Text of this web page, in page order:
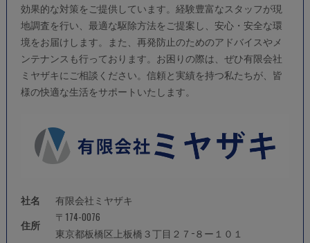
効果的な対策をご提供しています。経験豊富なスタッフが現
地調査を行い、最適な駆除方法をご提案し、安心・安全な環
境をお届けします。また、再発防止のためのアドバイスやメ
ンテナンスも行っております。お困りの際は、ぜひ有限会社
ミヤザキにご相談ください。信頼と実績を持つ私たちが、皆
様の快適な生活をサポートいたします。
社名
有限会社ミヤザキ
住所
〒174-0076
東京都板橋区上板橋３丁目２７−８ー１０１